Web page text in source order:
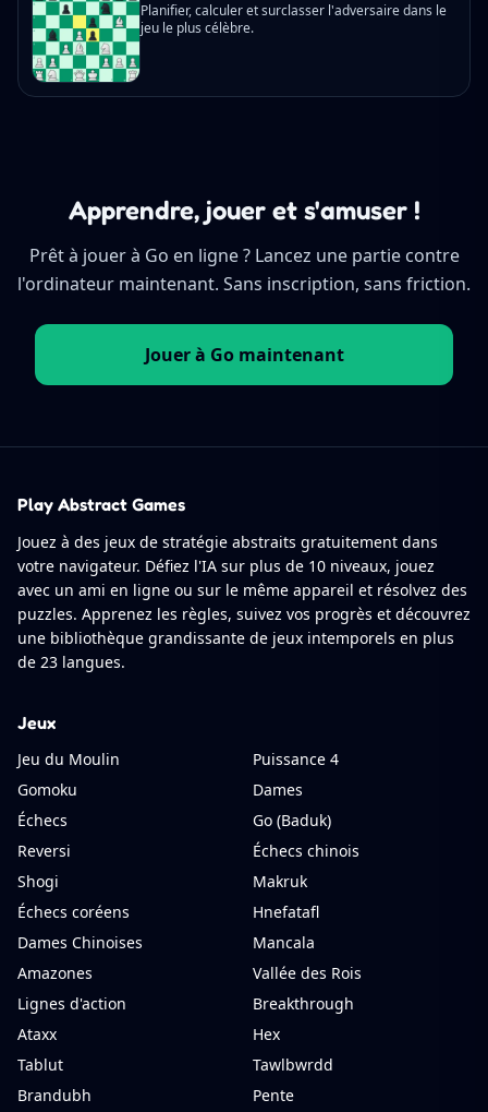
Planifier, calculer et surclasser l'adversaire dans le
jeu le plus célèbre.
Apprendre, jouer et s'amuser !
Prêt à jouer à Go en ligne ? Lancez une partie contre
l'ordinateur maintenant. Sans inscription, sans friction.
Jouer à Go maintenant
Play Abstract Games
Jouez à des jeux de stratégie abstraits gratuitement dans
votre navigateur. Défiez l'IA sur plus de 10 niveaux, jouez
avec un ami en ligne ou sur le même appareil et résolvez des
puzzles. Apprenez les règles, suivez vos progrès et découvrez
une bibliothèque grandissante de jeux intemporels en plus
de 23 langues.
Jeux
Jeu du Moulin
Puissance 4
Gomoku
Dames
Échecs
Go (Baduk)
Reversi
Échecs chinois
Shogi
Makruk
Échecs coréens
Hnefatafl
Dames Chinoises
Mancala
Amazones
Vallée des Rois
Lignes d'action
Breakthrough
Ataxx
Hex
Tablut
Tawlbwrdd
Brandubh
Pente